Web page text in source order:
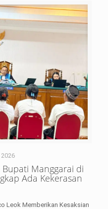
Manggarai di
Ada Kekerasan
Leok Memberikan Kesaksian